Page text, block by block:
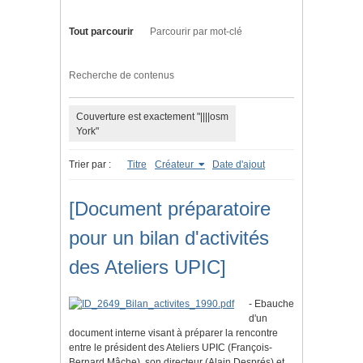
Tout parcourir Parcourir par mot-clé
Recherche de contenus
Couverture est exactement "||||osm
York"
Trier par : Titre Créateur Date d'ajout
[Document préparatoire
pour un bilan d'activités
des Ateliers UPIC]
- Ebauche
d'un
document interne visant à préparer la rencontre
entre le président des Ateliers UPIC (François-